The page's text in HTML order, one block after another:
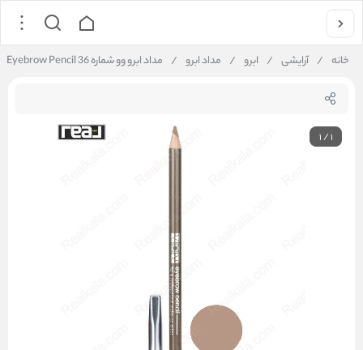
خانه / آرایشی / ابرو / مداد ابرو / مداد ابرو وو شماره 36 VOV Eyebrow Pencil
1/1